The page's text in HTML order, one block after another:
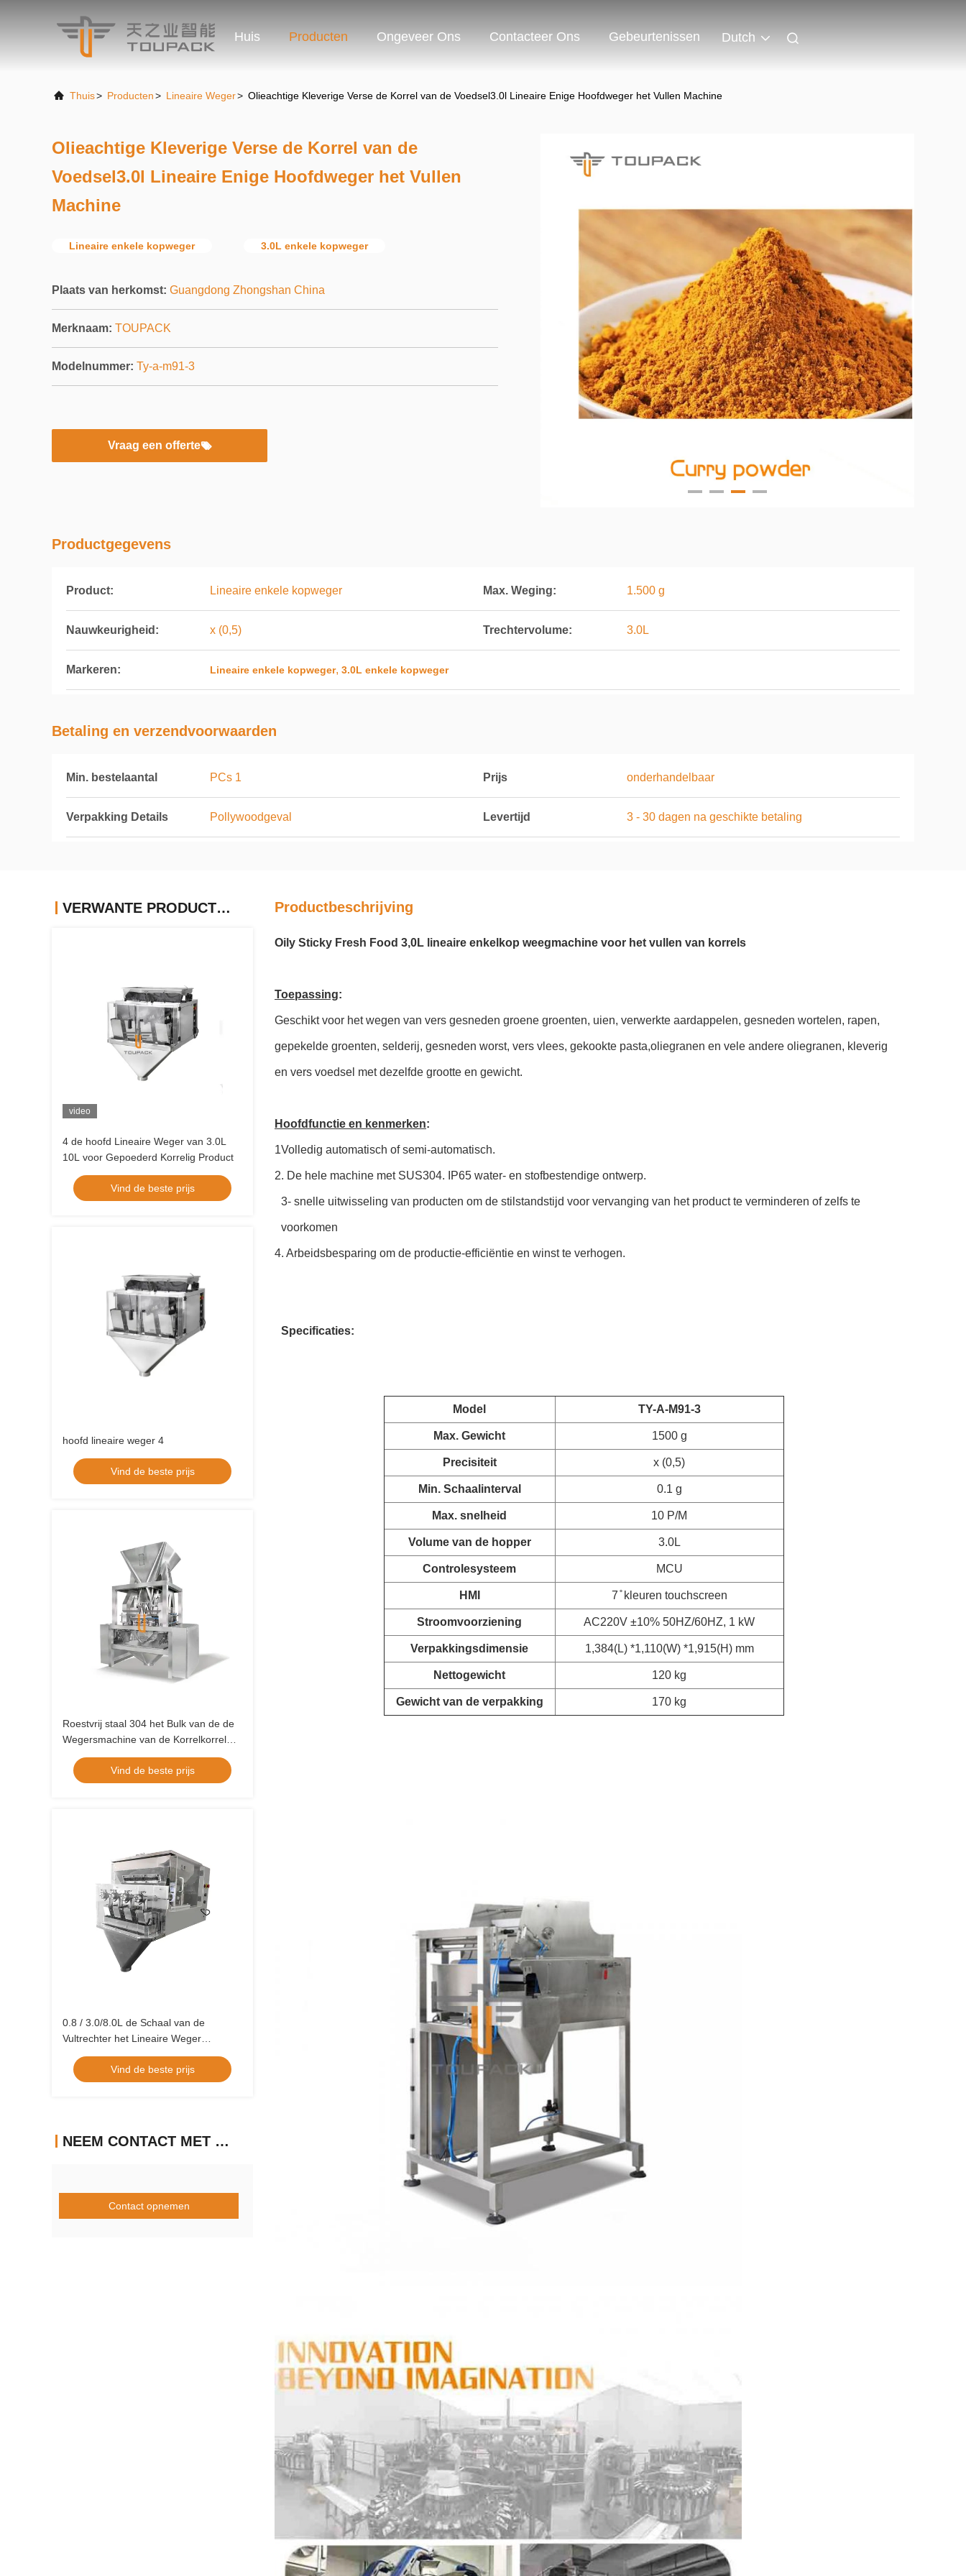
Huis Producten Ongeveer Ons Contacteer Ons Gebeurtenissen Dutch
Thuis> Producten> Lineaire Weger> Olieachtige Kleverige Verse de Korrel van de Voedsel3.0l Lineaire Enige Hoofdweger het Vullen Machine
Olieachtige Kleverige Verse de Korrel van de
Voedsel3.0l Lineaire Enige Hoofdweger het Vullen
Machine
Lineaire enkele kopweger 3.0L enkele kopweger
Plaats van herkomst: Guangdong Zhongshan China
Merknaam: TOUPACK
Modelnummer: Ty-a-m91-3
Vraag een offerte
Productgegevens
Product: Lineaire enkele kopweger Max. Weging: 1.500 g
Nauwkeurigheid: x (0,5) Trechtervolume: 3.0L
Markeren: Lineaire enkele kopweger, 3.0L enkele kopweger
Betaling en verzendvoorwaarden
Min. bestelaantal PCs 1 Prijs onderhandelbaar
Verpakking Details Pollywoodgeval Levertijd 3 - 30 dagen na geschikte betaling
VERWANTE PRODUCTEN
video
4 de hoofd Lineaire Weger van 3.0L
10L voor Gepoederd Korrelig Product
Vind de beste prijs
hoofd lineaire weger 4
Vind de beste prijs
Roestvrij staal 304 het Bulk van de de
Wegersmachine van de Korrelkorrel
8.0L Lineaire Grote het Gewicht Vullen
Vind de beste prijs
0.8 / 3.0/8.0L de Schaal van de
Vultrechter het Lineaire Weger
Doseren voor de Controlesysteem van
Sugar Salt Powder MCU
Vind de beste prijs
NEEM CONTACT MET ONS OP
Contact opnemen
Productbeschrijving
Oily Sticky Fresh Food 3,0L lineaire enkelkop weegmachine voor het vullen van korrels
Toepassing:
Geschikt voor het wegen van vers gesneden groene groenten, uien, verwerkte aardappelen, gesneden wortelen, rapen,
gepekelde groenten, selderij, gesneden worst, vers vlees, gekookte pasta,oliegranen en vele andere oliegranen, kleverig
en vers voedsel met dezelfde grootte en gewicht.
Hoofdfunctie en kenmerken:
1Volledig automatisch of semi-automatisch.
2. De hele machine met SUS304. IP65 water- en stofbestendige ontwerp.
3- snelle uitwisseling van producten om de stilstandstijd voor vervanging van het product te verminderen of zelfs te
voorkomen
4. Arbeidsbesparing om de productie-efficiëntie en winst te verhogen.
Specificaties:
Model TY-A-M91-3
Max. Gewicht 1500 g
Precisiteit x (0,5)
Min. Schaalinterval 0.1 g
Max. snelheid 10 P/M
Volume van de hopper 3.0L
Controlesysteem MCU
HMI 7 ̊ kleuren touchscreen
Stroomvoorziening AC220V ±10% 50HZ/60HZ, 1 kW
Verpakkingsdimensie 1,384(L) *1,110(W) *1,915(H) mm
Nettogewicht 120 kg
Gewicht van de verpakking 170 kg